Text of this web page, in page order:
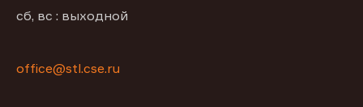
сб, вс : выходной
office@stl.cse.ru